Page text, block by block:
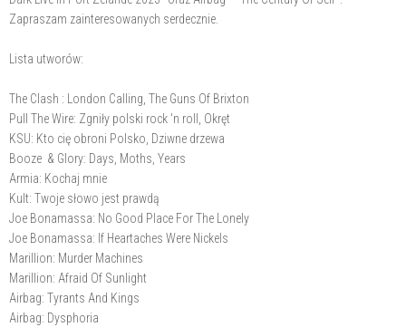
Zapraszam zainteresowanych serdecznie.
Lista utworów:
The Clash : London Calling, The Guns Of Brixton
Pull The Wire: Zgniły polski rock 'n roll, Okręt
KSU: Kto cię obroni Polsko, Dziwne drzewa
Booze & Glory: Days, Moths, Years
Armia: Kochaj mnie
Kult: Twoje słowo jest prawdą
Joe Bonamassa: No Good Place For The Lonely
Joe Bonamassa: If Heartaches Were Nickels
Marillion: Murder Machines
Marillion: Afraid Of Sunlight
Airbag: Tyrants And Kings
Airbag: Dysphoria